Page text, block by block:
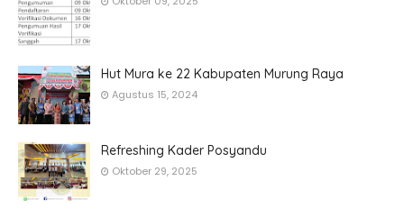
Hut Mura ke 22 Kabupaten Murung Raya
Agustus 15, 2024
Refreshing Kader Posyandu
Oktober 29, 2025